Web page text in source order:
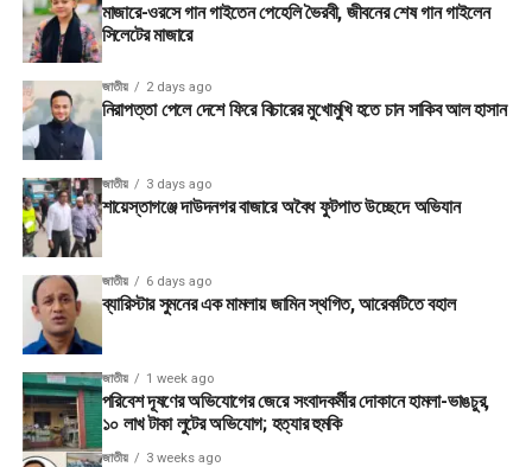
মাজারে-ওরসে গান গাইতেন পেহেলি ভৈরবী, জীবনের শেষ গান গাইলেন
সিলেটের মাজারে
জাতীয় 2 days ago
নিরাপত্তা পেলে দেশে ফিরে বিচারের মুখোমুখি হতে চান সাকিব আল হাসান
জাতীয় 3 days ago
শায়েস্তাগঞ্জে দাউদনগর বাজারে অবৈধ ফুটপাত উচ্ছেদে অভিযান
জাতীয় 6 days ago
ব্যারিস্টার সুমনের এক মামলায় জামিন স্থগিত, আরেকটিতে বহাল
জাতীয় 1 week ago
পরিবেশ দূষণের অভিযোগের জেরে সংবাদকর্মীর দোকানে হামলা-ভাঙচুর,
১০ লাখ টাকা লুটের অভিযোগ; হত্যার হুমকি
জাতীয় 3 weeks ago